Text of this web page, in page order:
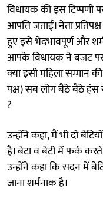
विधायक की इस टिप्पणी
आपत्ति जताई। नेता
हुए इसे भेदभावपूर्ण और
आपके विधायक ने बजट
क्या इसी महिला सम्मान
पक्ष) सब लोग बैठे बैठे हंस
?
उन्होंने कहा, मैं भी दो
है। बेटा व बेटी में फर्क
उन्होंने कहा कि सदन में
जाना शर्मनाक है।